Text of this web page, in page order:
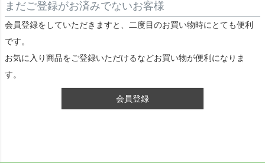
まだご登録がお済みでないお客様
会員登録をしていただきますと、二度目のお買い物時にとても便利
です。
お気に入り商品をご登録いただけるなどお買い物が便利になりま
す。
会員登録